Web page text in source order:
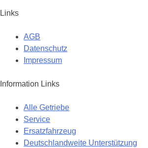
Links
AGB
Datenschutz
Impressum
Information Links
Alle Getriebe
Service
Ersatzfahrzeug
Deutschlandweite Unterstützung